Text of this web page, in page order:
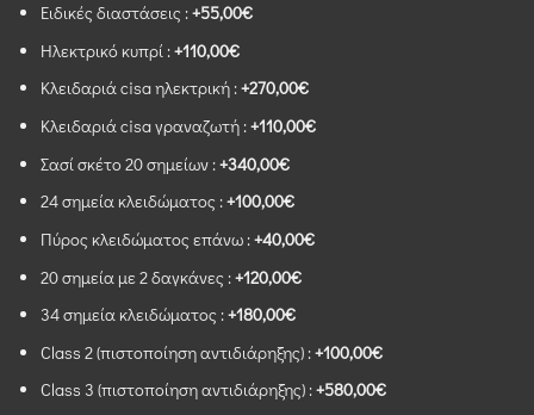
Ειδικές διαστάσεις :+55,00€
Ηλεκτρικό κυπρί :+110,00€
Κλειδαριά cisa ηλεκτρική :+270,00€
Κλειδαριά cisa γραναζωτή :+110,00€
Σασί σκέτο 20 σημείων :+340,00€
24 σημεία κλειδώματος :+100,00€
Πύρος κλειδώματος επάνω :+40,00€
20 σημεία με 2 δαγκάνες :+120,00€
34 σημεία κλειδώματος :+180,00€
Class 2 (πιστοποίηση αντιδιάρηξης) :+100,00€
Class 3 (πιστοποίηση αντιδιάρηξης) :+580,00€